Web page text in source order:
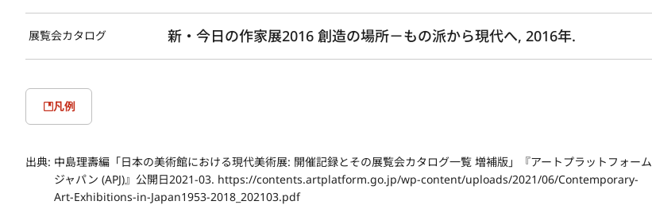
展覧会カタログ 新・今日の作家展2016 創造の場所－もの派から現代へ, 2016年.
凡例
出典: 中島理壽編「日本の美術館における現代美術展: 開催記録とその展覧会カタログ一覧 増補版」『アートプラットフォーム
ジャパン (APJ)』公開日2021-03. https://contents.artplatform.go.jp/wp-content/uploads/2021/06/Contemporary-
Art-Exhibitions-in-Japan1953-2018_202103.pdf